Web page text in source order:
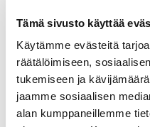
Tämä sivusto käyttää
Käytämme evästeitä
räätälöimiseen,
tukemiseen ja
jaamme sosiaalisen
alan kumppaneillemme
Tällä hetkellä
pääsääntöisesti
neuvotteluissa ole sovittu
työterveyshuollon
laajuudelle ei ole
tulisi olla vähintään